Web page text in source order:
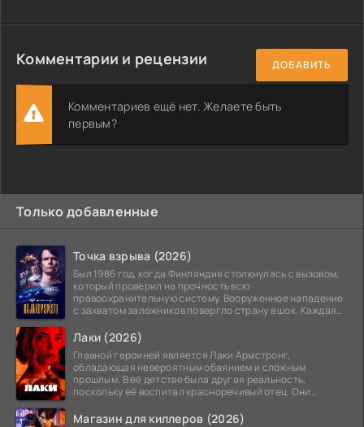
Комментарии и рецензии ДОБАВИТЬ
Комментариев ещё нет. Желаете быть
первым?
Только добавленные
Точка взрыва (2026)
Был 1986 год, когда Финляндия столкнулась с вызовом,
который проверил на прочность всю
правоохранительную систему. Вооруженное нападение
с захватом заложников повергло страну в шок. Каждая
Лаки (2026)
Главной героиней является Лаки Армстронг,
обладающая невероятным обаянием и сложным
прошлым. В её детстве была другая реальность,
поскольку её воспитал красноречивый отец. Они
Магазин для киллеров (2026)